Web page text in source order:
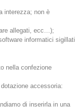
interezza; non è
allegati, ecc…);
informatici sigillati
nella confezione
accessoria:
di inserirla in una